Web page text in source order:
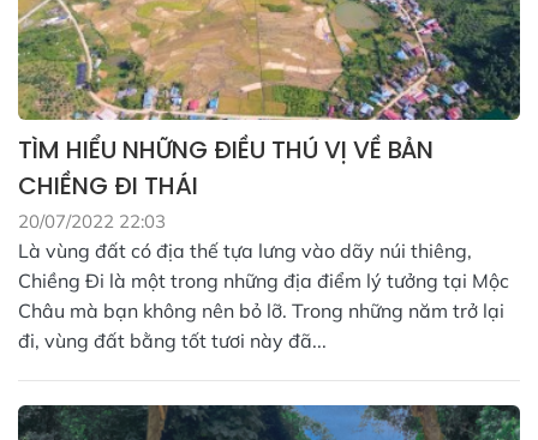
TÌM HIỂU NHỮNG ĐIỀU THÚ VỊ VỀ BẢN
CHIỀNG ĐI THÁI
20/07/2022 22:03
Là vùng đất có địa thế tựa lưng vào dãy núi thiêng,
Chiềng Đi là một trong những địa điểm lý tưởng tại Mộc
Châu mà bạn không nên bỏ lỡ. Trong những năm trở lại
đi, vùng đất bằng tốt tươi này đã...